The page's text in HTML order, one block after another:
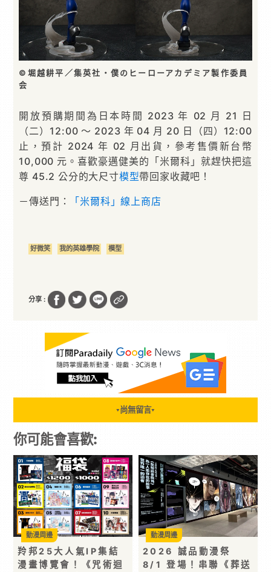
©堀越耕平／集英社・僕のヒーローアカデミア製作委員
会
開放預購期間為日本時間 2023 年 02 月 21 日
（二）12:00 ～ 2023 年 04 月 20 日（四）12:00
止，預計 2024 年 02 月出貨，參考售價新台幣
10,000 元。喜歡豪邁健美的「米爾科」就趕快把這
尊 45.2 公分的大尺寸模型帶回家收藏吧！
－傳送門： 「米爾科」線上商店
好微笑 我的英雄學院 模型
分享 :
▼ 尚無留言▼
你可能會喜歡:
羚邦25大人氣IP集結
漫畫博覽會！《咒術迴
動漫周邊
2026 誠品動漫祭
8/1 登場！串聯《葬送
動漫周邊